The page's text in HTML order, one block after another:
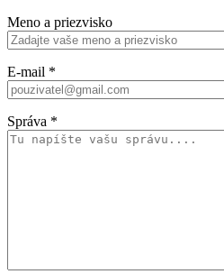
Meno a priezvisko
E-mail *
Správa *